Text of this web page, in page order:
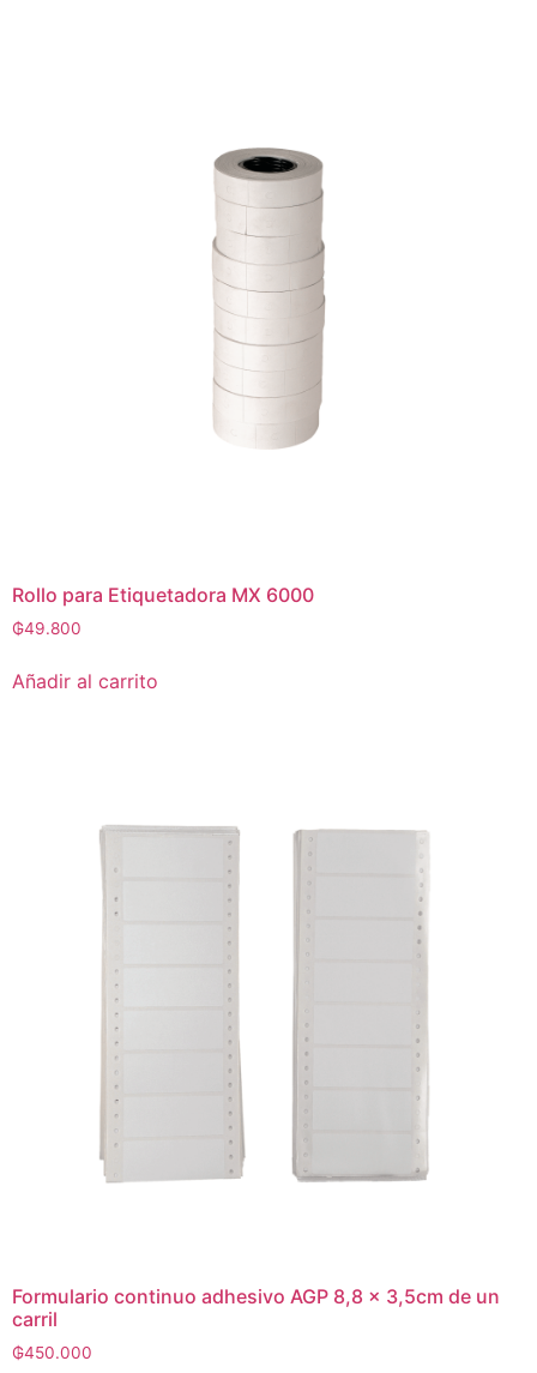
Rollo para Etiquetadora MX 6000
₲49.800
Añadir al carrito
Formulario continuo adhesivo AGP 8,8 x 3,5cm de un
carril
₲450.000